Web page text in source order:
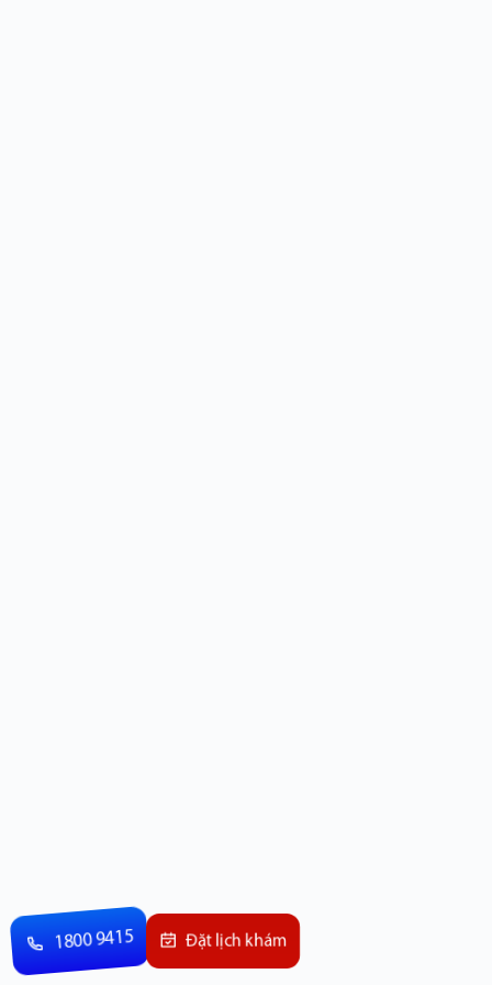
1800 9415 Đặt lịch khám